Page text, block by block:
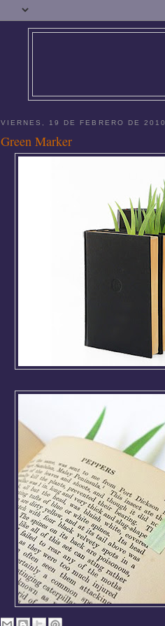
VIERNES, 19 DE FEBRERO DE 2010
Green Marker